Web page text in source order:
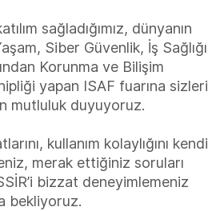
sağladığımız, dünyanın
Siber Güvenlik, İş Sağlığı
Korunma ve Bilişim
yapan ISAF fuarına sizleri
mutluluk duyuyoruz.
kullanım kolaylığını kendi
merak ettiğiniz soruları
bizzat deneyimlemeniz
bekliyoruz.